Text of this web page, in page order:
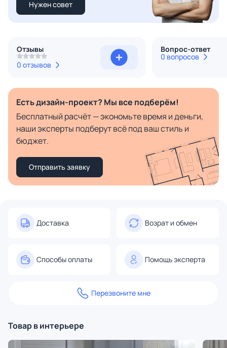
Нужен совет
Отзывы
0 отзывов
Вопрос-ответ
0 вопросов
Есть дизайн-проект? Мы все подберём!
Бесплатный расчёт — экономьте время и деньги,
наши эксперты подберут всё под ваш стиль и
бюджет.
Отправить заявку
Доставка Возрат и обмен
Способы оплаты Помощь эксперта
Перезвоните мне
Товар в интерьере